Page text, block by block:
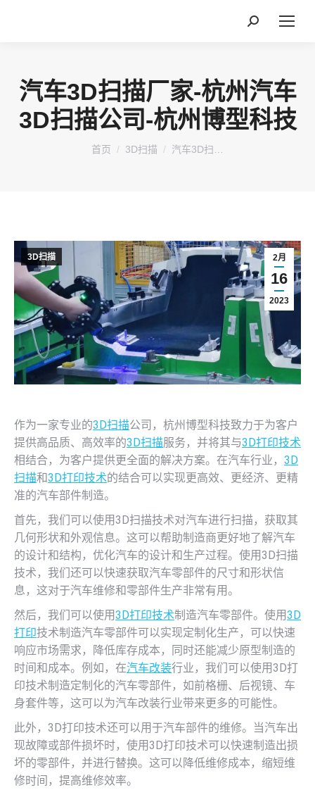
搜
汽车3D扫描厂家-杭州汽车
3D扫描公司-杭州博型科技
您在这里：
首页 3D扫描 汽车3D扫…
2月
16
2023
3D扫描
作为一家专业的3D扫描公司，杭州博型科技致力于为客户
提供高品质、高效率的3D扫描服务，并将其与3D打印技术
相结合，为客户提供更全面的解决方案。在汽车行业， 3D
扫描和3D打印技术的结合可以实现更高效、更经济、更精
准的汽车部件制造。
首先，我们可以使用3D扫描技术对汽车进行扫描，获取其
几何形状和外观信息。这可以帮助制造商更好地了解汽车
的设计和结构，优化汽车的设计和生产过程。使用3D扫描
技术，我们还可以快速获取汽车零部件的尺寸和形状信
息，这对于汽车维修和零部件生产非常有用。
然后，我们可以使用3D打印技术制造汽车零部件。使用3D
打印技术制造汽车零部件可以实现定制化生产，可以快速
响应市场需求，降低库存成本，同时还能减少原型制造的
时间和成本。例如，在汽车改装行业，我们可以使用3D打
印技术制造定制化的汽车零部件，如前格栅、后视镜、车
身套件等，这可以为汽车改装行业带来更多的可能性。
此外，3D打印技术还可以用于汽车部件的维修。当汽车出
现故障或部件损坏时，使用3D打印技术可以快速制造出损
坏的零部件，并进行替换。这可以降低维修成本，缩短维
修时间，提高维修效率。